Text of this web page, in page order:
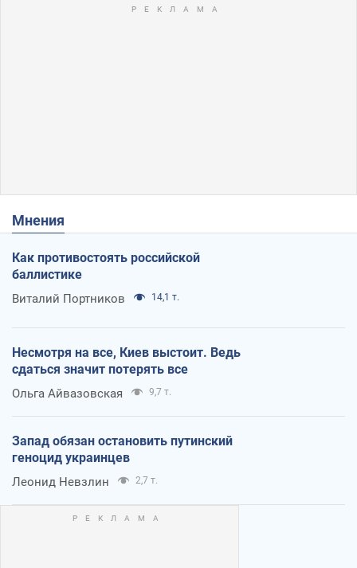
Мнения
Как противостоять российской
баллистике
Виталий Портников 14,1 т.
Несмотря на все, Киев выстоит. Ведь
сдаться значит потерять все
Ольга Айвазовская 9,7 т.
Запад обязан остановить путинский
геноцид украинцев
Леонид Невзлин 2,7 т.